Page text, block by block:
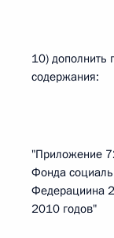
10)
содержания:
"Приложение
Фонда
Федерациина
2010 годов"